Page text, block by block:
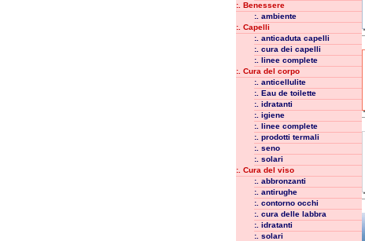
:. Benessere
:. ambiente
:. Capelli
:. anticaduta capelli
:. cura dei capelli
:. linee complete
:. Cura del corpo
:. anticellulite
:. Eau de toilette
:. idratanti
:. igiene
:. linee complete
:. prodotti termali
:. seno
:. solari
:. Cura del viso
:. abbronzanti
:. antirughe
:. contorno occhi
:. cura delle labbra
:. idratanti
:. solari